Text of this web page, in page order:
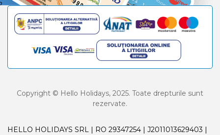
Copyright © Hello Holidays, 2025. Toate drepturile sunt
rezervate.
HELLO HOLIDAYS SRL | RO 29347254 | J2011013629403 |